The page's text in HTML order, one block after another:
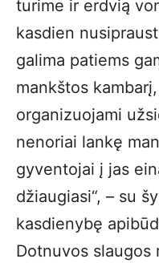
turime ir erdvią
kasdien
galima patiems
mankštos
organizuojami
nenoriai lankę
gyventojai į jas
džiaugiasi“, – su
kasdienybę
Dotnuvos slaugos